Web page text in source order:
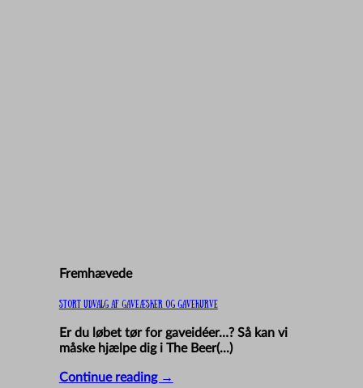
Fremhævede
Stort udvalg af gaveæsker og gavekurve
Er du løbet tør for gaveidéer…? Så kan vi
måske hjælpe dig i The Beer(...)
Continue reading →